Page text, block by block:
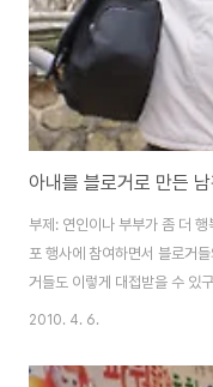
아내를 블로거로 만든
부제: 연인이나 부부가 좀 더
포 행사에 참여하면서 블로거
거들도 이렇게 대접받을 수 있
운 광경과 맛있는 먹거리들도
그러한 초점에서 기사를 쓰게
2010. 4. 6.